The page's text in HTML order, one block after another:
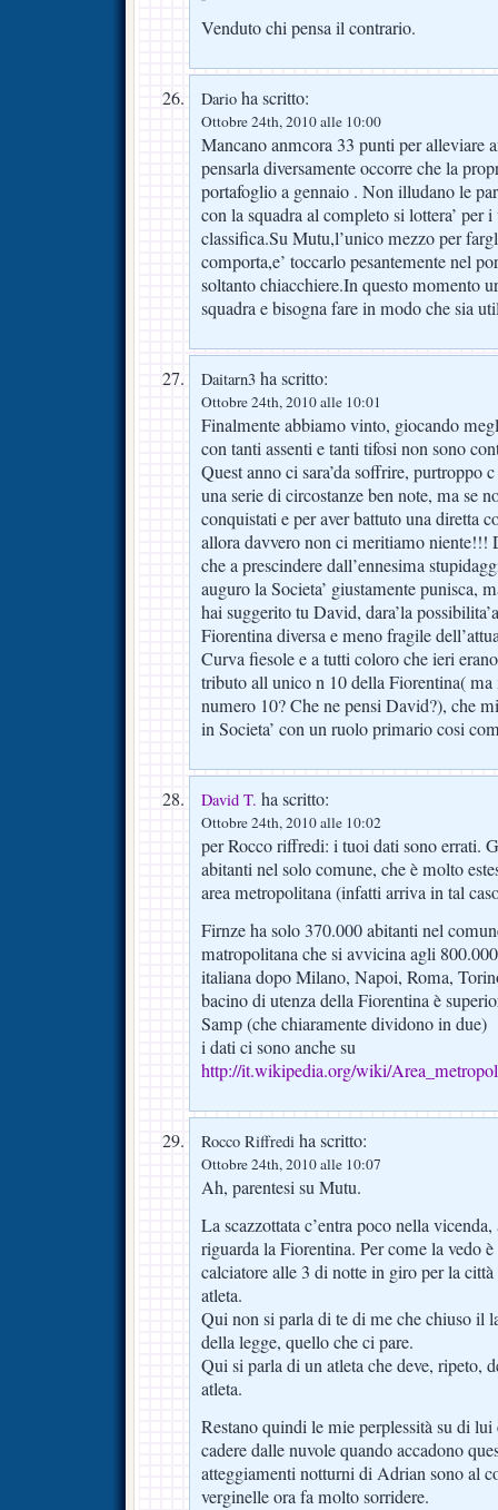
Venduto chi pensa il contrario.
Dario ha scritto:
Ottobre 24th, 2010 alle 10:00
Mancano anmcora 33 punti per alleviare
pensarla diversamente occorre che la
portafoglio a gennaio . Non illudano le
con la squadra al completo si lottera’ per
classifica.Su Mutu,l’unico mezzo per
comporta,e’ toccarlo pesantemente nel
soltanto chiacchiere.In questo momento
squadra e bisogna fare in modo che sia
Daitarn3 ha scritto:
Ottobre 24th, 2010 alle 10:01
Finalmente abbiamo vinto, giocando
con tanti assenti e tanti tifosi non sono
Quest anno ci sara’da soffrire, purtroppo
una serie di circostanze ben note, ma se
conquistati e per aver battuto una diretta
allora davvero non ci meritiamo niente!!!
che a prescindere dall’ennesima
auguro la Societa’ giustamente punisca,
hai suggerito tu David, dara’la
Fiorentina diversa e meno fragile
Curva fiesole e a tutti coloro che ieri
tributo all unico n 10 della Fiorentina(
numero 10? Che ne pensi David?), che
in Societa’ con un ruolo primario cosi
David T. ha scritto:
Ottobre 24th, 2010 alle 10:02
per Rocco riffredi: i tuoi dati sono errati.
abitanti nel solo comune, che è molto
area metropolitana (infatti arriva in tal
Firnze ha solo 370.000 abitanti nel
matropolitana che si avvicina agli
italiana dopo Milano, Napoi, Roma,
bacino di utenza della Fiorentina è
Samp (che chiaramente dividono in due)
i dati ci sono anche su
http://it.wikipedia.org/wiki/
Rocco Riffredi ha scritto:
Ottobre 24th, 2010 alle 10:07
Ah, parentesi su Mutu.
La scazzottata c’entra poco nella
riguarda la Fiorentina. Per come la vedo è
calciatore alle 3 di notte in giro per la
atleta.
Qui non si parla di te di me che chiuso il
della legge, quello che ci pare.
Qui si parla di un atleta che deve, ripeto,
atleta.
Restano quindi le mie perplessità su di lui
cadere dalle nuvole quando accadono
atteggiamenti notturni di Adrian sono al
verginelle ora fa molto sorridere.